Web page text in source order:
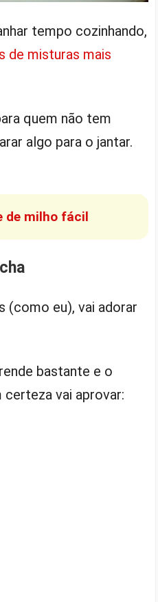
tempo cozinhando,
de misturas mais
quem não tem
algo para o jantar.
de milho fácil
(como eu), vai adorar
bastante e o
vai aprovar: